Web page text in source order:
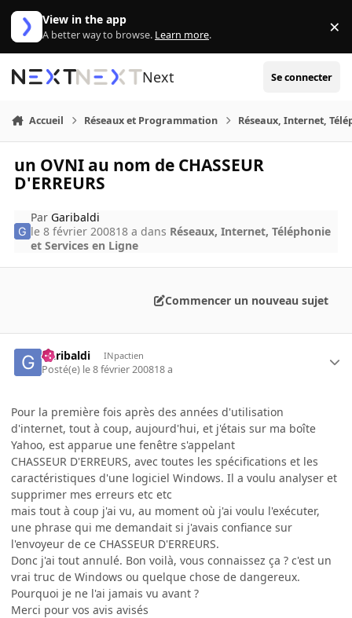
Aller au contenu
View in the app
A better way to browse. Learn more. ×
Next Se connecter
Accueil Réseaux et Programmation Réseaux, Internet,
un OVNI au nom de CHASSEUR
D'ERREURS
Par Garibaldi
le 8 février 200818 a dans Réseaux, Internet, Téléphonie
et Services en Ligne
Commencer un nouveau sujet
Garibaldi INpactien
Posté(e) le 8 février 200818 a
Pour la première fois après des années d'utilisation
d'internet, tout à coup, aujourd'hui, et j'étais sur ma boîte
Yahoo, est apparue une fenêtre s'appelant
CHASSEUR D'ERREURS, avec toutes les spécifications et les
caractéristiques d'une logiciel Windows. Il a voulu analyser et
supprimer mes erreurs etc etc
mais tout à coup j'ai vu, au moment où j'ai voulu l'exécuter,
une phrase qui me demandait si j'avais confiance sur
l'envoyeur de ce CHASSEUR D'ERREURS.
Donc j'ai tout annulé. Bon voilà, vous connaissez ça ? c'est un
vrai truc de Windows ou quelque chose de dangereux.
Pourquoi je ne l'ai jamais vu avant ?
Merci pour vos avis avisés